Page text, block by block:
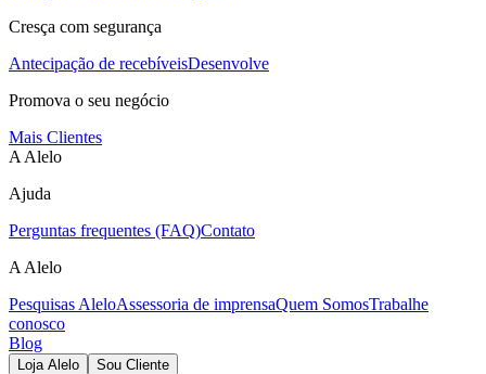
Cresça com segurança
Antecipação de recebíveisDesenvolve
Promova o seu negócio
Mais Clientes
A Alelo
Ajuda
Perguntas frequentes (FAQ)Contato
A Alelo
Pesquisas AleloAssessoria de imprensaQuem SomosTrabalhe
conosco
Blog
Loja Alelo Sou Cliente